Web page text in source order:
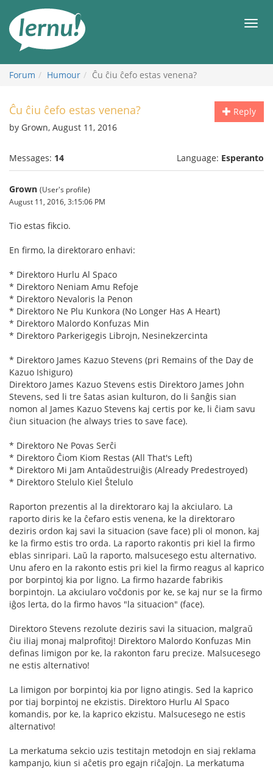
the
content
Forum Humour Ĉu ĉiu ĉefo estas venena?
Reply
Ĉu ĉiu ĉefo estas venena?
by Grown, August 11, 2016
Messages: 14 Language: Esperanto
Grown (User's profile)
August 11, 2016, 3:15:06 PM
Tio estas fikcio.
En firmo, la direktoraro enhavi:
* Direktoro Hurlu Al Spaco
* Direktoro Neniam Amu Refoje
* Direktoro Nevaloris la Penon
* Direktoro Ne Plu Kunkora (No Longer Has A Heart)
* Direktoro Malordo Konfuzas Min
* Direktoro Parkerigegis Librojn, Nesinekzercinta
* Direktoro James Kazuo Stevens (pri Remains of the Day de
Kazuo Ishiguro)
Direktoro James Kazuo Stevens estis Direktoro James John
Stevens, sed li tre ŝatas asian kulturon, do li ŝanĝis sian
nomon al James Kazuo Stevens kaj certis por ke, li ĉiam savu
ĉiun situacion (he always tries to save face).
* Direktoro Ne Povas Serĉi
* Direktoro Ĉiom Kiom Restas (All That's Left)
* Direktoro Mi Jam Antaŭdestruiĝis (Already Predestroyed)
* Direktoro Stelulo Kiel Ŝtelulo
Raporton prezentis al la direktoraro kaj la akciularo. La
raporto diris ke la ĉefaro estis venena, ke la direktoraro
deziris ordon kaj savi la situacion (save face) pli ol monon, kaj
ke la firmo estis tro orda. La raporto rakontis pri kiel la firmo
eblas sinripari. Laŭ la raporto, malsucesego estu alternativo.
Unu afero en la rakonto estis pri kiel la firmo reagus al kaprico
por borpintoj kia por ligno. La firmo hazarde fabrikis
borpintojn. La akciularo voĉdonis por ke, se kaj nur se la firmo
iĝos lerta, do la firmo havos "la situacion" (face).
Direktoro Stevens rezolute deziris savi la situacion, malgraŭ
ĉiu iliaj monaj malprofitoj! Direktoro Malordo Konfuzas Min
definas limigon por ke, la rakonton faru precize. Malsucesego
ne estis alternativo!
La limigon por borpintoj kia por ligno atingis. Sed la kaprico
por tiaj borpintoj ne ekzistis. Direktoro Hurlu Al Spaco
komandis, por ke, la kaprico ekzistu. Malsucesego ne estis
alternativo!
La merkatuma sekcio uzis testitajn metodojn en siaj reklama
kampanjo, kiun si aĉetis pro egajn riĉaĵojn. La merkatuma